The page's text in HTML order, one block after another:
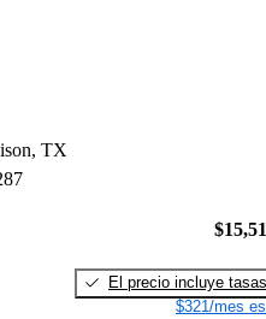
TX
El precio incluye tasas
$321/mes